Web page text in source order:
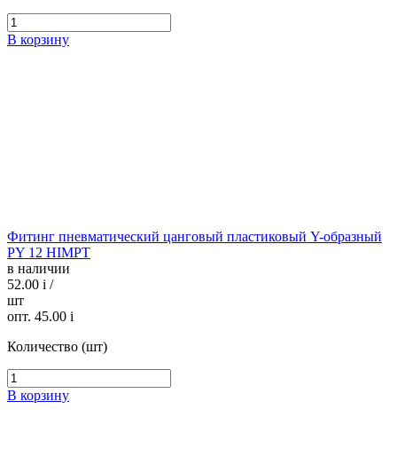
В корзину
Фитинг пневматический цанговый пластиковый Y-образный
PY 12 HIMPT
в наличии
52.00 i /
шт
опт. 45.00 i
Количество (шт)
В корзину